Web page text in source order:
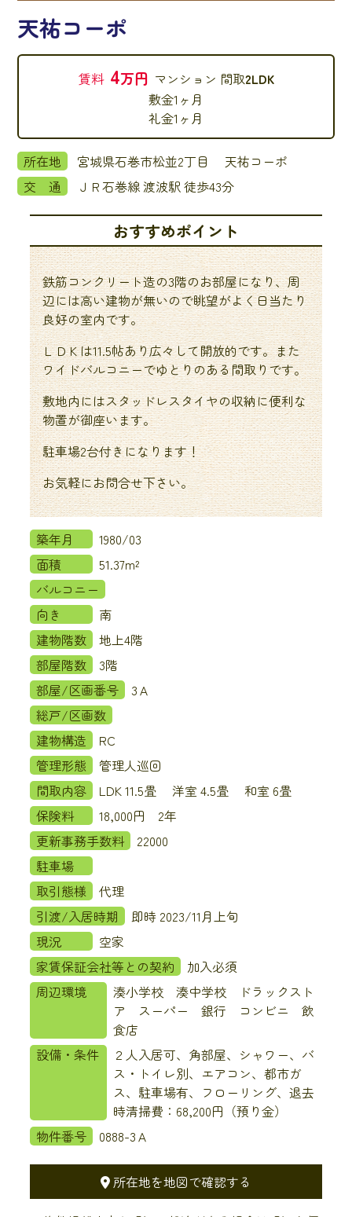
天祐コーポ
賃料 4万円 マンション 間取2LDK
敷金1ヶ月
礼金1ヶ月
所在地
宮城県石巻市松並2丁目 天祐コーポ
交 通
ＪＲ石巻線 渡波駅 徒歩43分
おすすめポイント
鉄筋コンクリート造の3階のお部屋になり、周
辺には高い建物が無いので眺望がよく日当たり
良好の室内です。
ＬＤＫは11.5帖あり広々して開放的です。また
ワイドバルコニーでゆとりのある間取りです。
敷地内にはスタッドレスタイヤの収納に便利な
物置が御座います。
駐車場2台付きになります！
お気軽にお問合せ下さい。
築年月
1980/03
面積
51.37m²
バルコニー
向き
南
建物階数
地上4階
部屋階数
3階
部屋/区画番号
3Ａ
総戸/区画数
建物構造
RC
管理形態
管理人巡回
間取内容
LDK 11.5畳 洋室 4.5畳 和室 6畳
保険料
18,000円 2年
更新事務手数料
22000
駐車場
取引態様
代理
引渡/入居時期
即時 2023/11月上旬
現況
空家
家賃保証会社等との契約
加入必須
周辺環境
湊小学校 湊中学校 ドラックスト
ア スーパー 銀行 コンビニ 飲
食店
設備・条件
２人入居可、角部屋、シャワー、バ
ス・トイレ別、エアコン、都市ガ
ス、駐車場有、フローリング、退去
時清掃費：68,200円（預り金）
物件番号
0888-3Ａ
所在地を地図で確認する